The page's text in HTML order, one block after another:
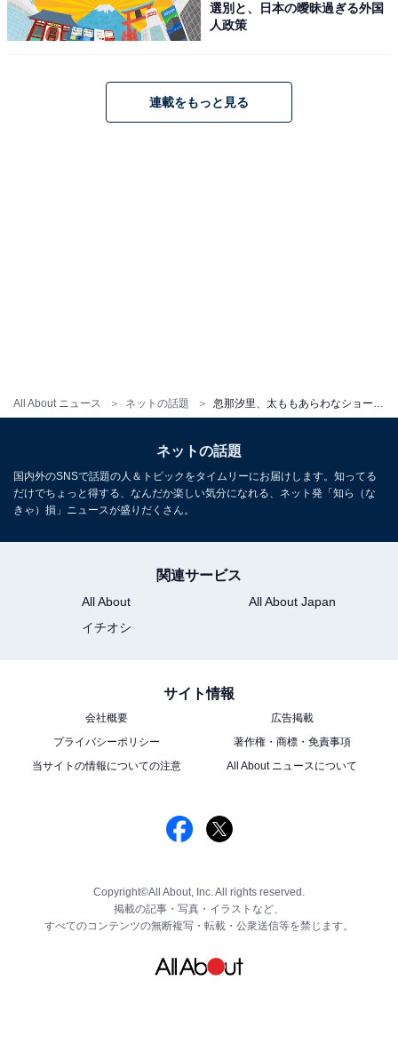
All About ニュース ネットの話題
選別と、日本の曖昧過ぎる外国
人政策
連載をもっと見る
ネットの話題
国内外のSNSで話題の人＆トピックをタイムリーにお届けします。知ってる
だけでちょっと得する、なんだか楽しい気分になれる、ネット発「知ら（な
きゃ）損」ニュースが盛りだくさん。
関連サービス
All About
All About Japan
イチオシ
サイト情報
会社概要
広告掲載
プライバシーポリシー
著作権・商標・免責事項
当サイトの情報についての注意
All About ニュースについて
Copyright©All About, Inc. All rights reserved.
掲載の記事・写真・イラストなど、
すべてのコンテンツの無断複写・転載・公衆送信等を禁じます。